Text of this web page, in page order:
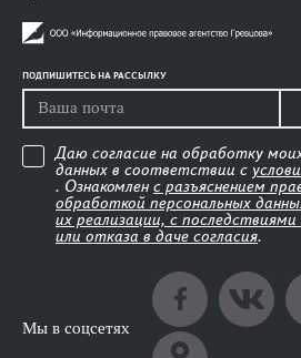
ПОДПИШИТЕСЬ НА РАССЫЛКУ
Даю согласие на обработку
данных в соответствии с
. Ознакомлен с разъяснением
обработкой персональных
их реализации, с последствиями
или отказа в даче согласия.
Мы в соцсетях